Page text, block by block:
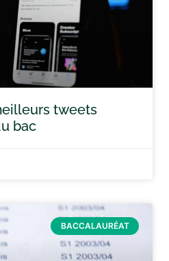
tweets
bac
BACCALAURÉAT